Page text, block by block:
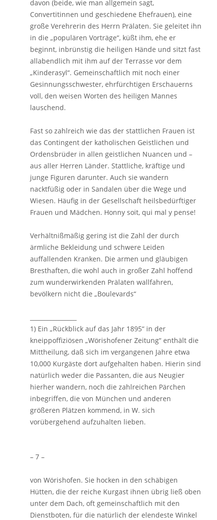
davon (beide, wie man allgemein sagt,
Convertitinnen und geschiedene Ehefrauen), eine
große Verehrerin des Herrn Prälaten. Sie geleitet ihn
in die „populären Vorträge“, küßt ihm, ehe er
beginnt, inbrünstig die heiligen Hände und sitzt fast
allabendlich mit ihm auf der Terrasse vor dem
„Kinderasyl“. Gemeinschaftlich mit noch einer
Gesinnungsschwester, ehrfürchtigen Erschauerns
voll, den weisen Worten des heiligen Mannes
lauschend.
Fast so zahlreich wie das der stattlichen Frauen ist
das Contingent der katholischen Geistlichen und
Ordensbrüder in allen geistlichen Nuancen und –
aus aller Herren Länder. Stattliche, kräftige und
junge Figuren darunter. Auch sie wandern
nacktfüßig oder in Sandalen über die Wege und
Wiesen. Häufig in der Gesellschaft heilsbedürftiger
Frauen und Mädchen. Honny soit, qui mal y pense!
Verhältnißmäßig gering ist die Zahl der durch
ärmliche Bekleidung und schwere Leiden
auffallenden Kranken. Die armen und gläubigen
Bresthaften, die wohl auch in großer Zahl hoffend
zum wunderwirkenden Prälaten wallfahren,
bevölkern nicht die „Boulevards“
1) Ein „Rückblick auf das Jahr 1895“ in der
kneippoffiziösen „Wörishofener Zeitung“ enthält die
Mittheilung, daß sich im vergangenen Jahre etwa
10,000 Kurgäste dort aufgehalten haben. Hierin sind
natürlich weder die Passanten, die aus Neugier
hierher wandern, noch die zahlreichen Pärchen
inbegriffen, die von München und anderen
größeren Plätzen kommend, in W. sich
vorübergehend aufzuhalten lieben.
– 7 –
von Wörishofen. Sie hocken in den schäbigen
Hütten, die der reiche Kurgast ihnen übrig ließ oben
unter dem Dach, oft gemeinschaftlich mit den
Dienstboten, für die natürlich der elendeste Winkel